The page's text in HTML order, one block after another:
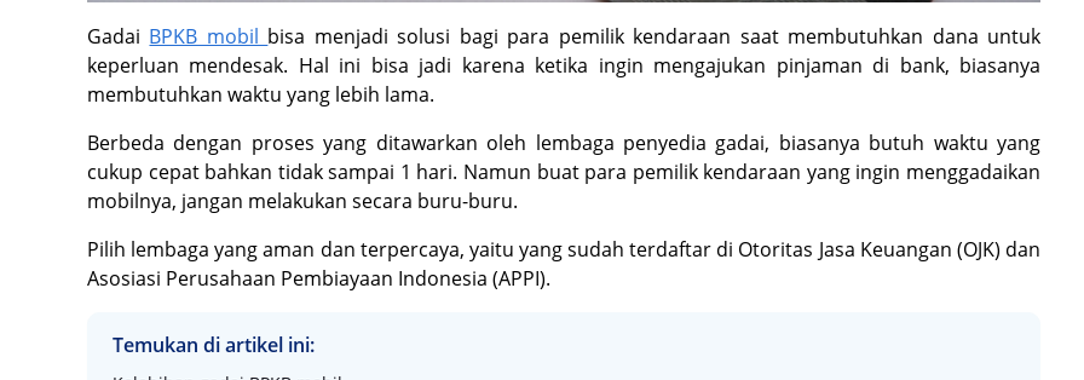
Gadai BPKB mobil bisa menjadi solusi bagi para pemilik kendaraan saat membutuhkan dana untuk
keperluan mendesak. Hal ini bisa jadi karena ketika ingin mengajukan pinjaman di bank, biasanya
membutuhkan waktu yang lebih lama.
Berbeda dengan proses yang ditawarkan oleh lembaga penyedia gadai, biasanya butuh waktu yang
cukup cepat bahkan tidak sampai 1 hari. Namun buat para pemilik kendaraan yang ingin menggadaikan
mobilnya, jangan melakukan secara buru-buru.
Pilih lembaga yang aman dan terpercaya, yaitu yang sudah terdaftar di Otoritas Jasa Keuangan (OJK) dan
Asosiasi Perusahaan Pembiayaan Indonesia (APPI).
Temukan di artikel ini: